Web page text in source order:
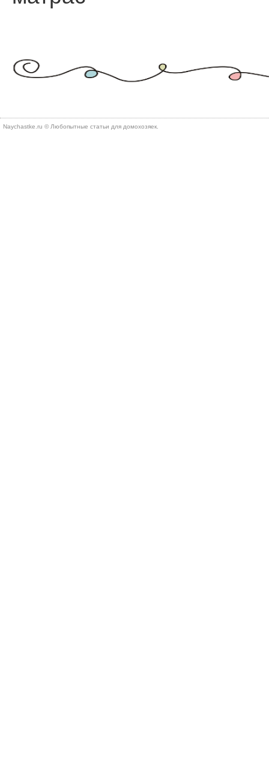
Naychastke.ru © Любопытные статьи для домохозяек.